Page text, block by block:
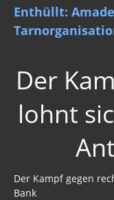
Enthüllt:
Der
lohnt
Der Kampf gegen
Bank